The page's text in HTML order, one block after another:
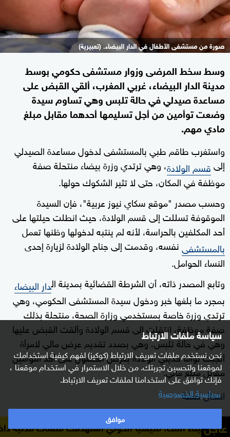
سياسة ملفات الارتباط
نحن نستخدم ملفات تعريف الارتباط (كوكيز) لفهم كيفية استخدامك
لموقعنا ولتحسين تجربتك. من خلال الاستمرار في استخدام موقعنا ،
فإنك توافق على استخدامنا لملفات تعريف الارتباط.
سياسية الخصوصية
موافق
صورة من مستشفى الأطفال في الدار البيضاء. (تعبيرية)
وسط سخط المرضى وزوار مستشفى حكومي بوسط
مدينة الدار البيضاء، غربي المغرب، ألقي القبض على
مساعدة صيدلي في حالة تلبس وهي تساوم سيدة
وضعت توأمين من أجل تسليمها أحدهما مقابل مبلغ
مادي مهم.
واستغرب طاقم طبي بالمستشفى لدخول مساعدة الصيدلي
إلىقسم الولادة، وهي ترتدي وزرة بيضاء منتحلة صفة
موظفة في المكان، حتى لا تثير الشكوك حولها.
وحسب مصدر "موقع سكاي نيوز عربية"، فإن السيدة
الموقوفة تسللت إلى قسم الولادة، حيث انطلت حيلتها على
أحد المكلفين بالحراسة، لأنه لم ينتبه لدخولها وظنها تعمل
بالمستشفىنفسه، وقدمت إلى جناح الولادة لزيارة إحدى
النساء الحوامل.
وتابع المصدر ذاته، أن الشرطة القضائية بمدينة الدار البيضاء
بمجرد ما بلغها خبر ودخول سيدة المستشفى الحكومي، وهي
ترتدي وزرة خاصة بمستخدمي وزارة الصحة، منتحلة بذلك
صفة موظفة، انتقلت إلى قسم الولادة وألقت القبض عليها
وهي في حالة تلبس، وهي بصدد تقديم عرض مالي لامرأة
أنجبت توأما حديثي الولادة بغرض الحصول على أحد التوأمين
مقابل مبلغ مالي.
انتحال صفة
وتخضع المشتبه فيها في انتحال صفة ينظمها القانون
ومحاولة الاتجار في أطفال رضع، لبحث قضائي من طرف
عاجل
مليشيا الحوثي استهدفت منشآت مدنية داخل الميناء مدير